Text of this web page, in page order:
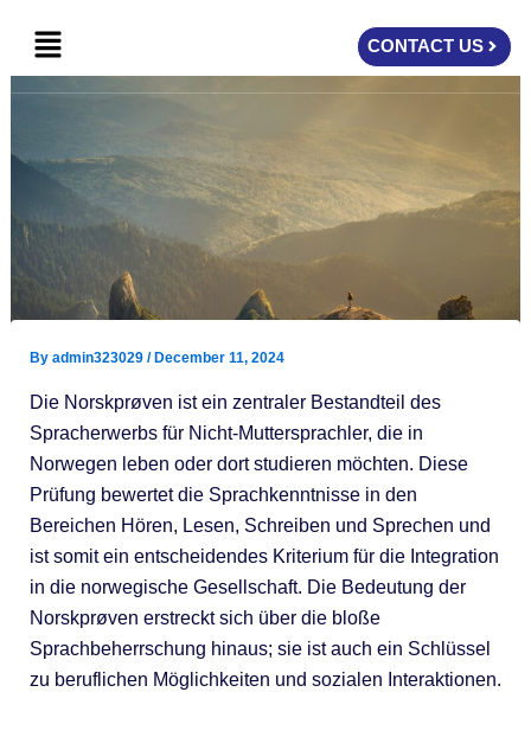
content
Menu CONTACT US
By admin323029 / December 11, 2024
Die Norskprøven ist ein zentraler Bestandteil des
Spracherwerbs für Nicht-Muttersprachler, die in
Norwegen leben oder dort studieren möchten. Diese
Prüfung bewertet die Sprachkenntnisse in den
Bereichen Hören, Lesen, Schreiben und Sprechen und
ist somit ein entscheidendes Kriterium für die Integration
in die norwegische Gesellschaft. Die Bedeutung der
Norskprøven erstreckt sich über die bloße
Sprachbeherrschung hinaus; sie ist auch ein Schlüssel
zu beruflichen Möglichkeiten und sozialen Interaktionen.